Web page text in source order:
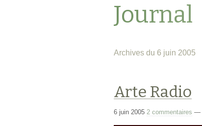
Journal
Archives du 6 juin 2005
Arte Radio
6 juin 2005 2 commentaires —